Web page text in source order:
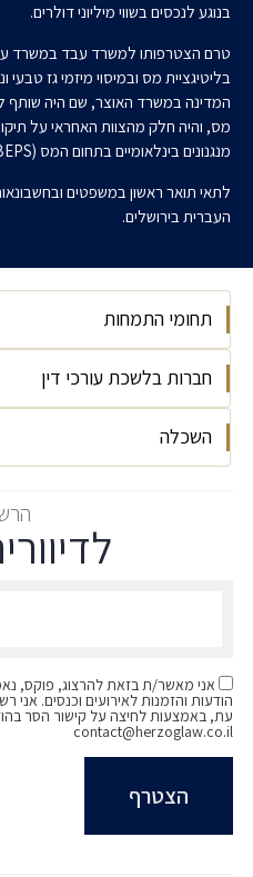
בנוגע לנכסים בשווי מיליוני דולרים.
טרם הצטרפותו למשרד עבד במשרד
בליטיגציית מס ובמיסוי מיזמי גז
המדינה במשרד האוצר, שם היה שותף
מס, והיה חלק מהצוות האחראי על
מנגנונים בינלאומיים בתחום המס (
לתאי תואר ראשון במשפטים
העברית בירושלים.
תחומי התמחות
מיסים
לקוחות פרטיים
מיסוי חברות
תכנון מס בינלאומי
חברות בלשכת עורכי דין
ישראל, 2026השכלה
אני מאשר/ת בזאת להרצוג, פוקס,
הודעות והזמנות לאירועים וכנסים.
עת, באמצעות לחיצה על קישור הסר
contact@herzoglaw.co.il